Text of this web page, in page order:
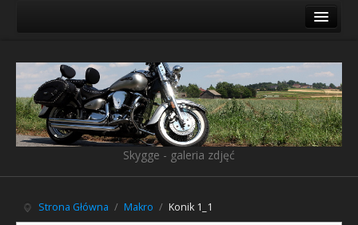
Ostatnio dodane
Księga gości
Linki
Skygge - galeria zdjęć
Strona Główna / Makro / Konik 1_1